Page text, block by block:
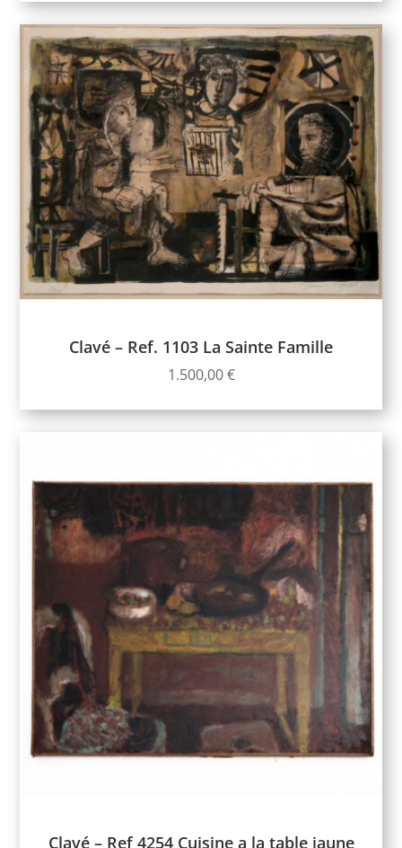
Clavé – Ref. 1103 La Sainte Famille
1.500,00€
Clavé – Ref 4254 Cuisine a la table jaune